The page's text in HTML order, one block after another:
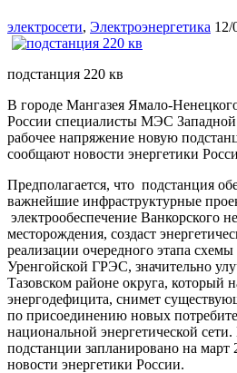
электросети, Электроэнергетика 12/
подстанция 220 кв
В городе Мангазея Ямало-
России специалисты МЭС
рабочее напряжение новую
сообщают новости энергетики
Предполагается, что подстанция
важнейшие инфраструктурные
электрообеспечение Ванкорского
месторождения, создаст
реализации очередного этапа
Уренгойской ГРЭС, значительно
Тазовском районе округа, который
энергодефицита, снимет
по присоединению новых
национальной энергетической
подстанции запланировано на март
новости энергетики России.